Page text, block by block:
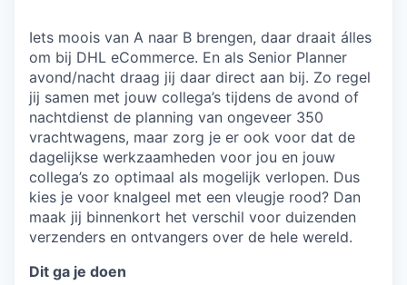
Iets moois van A naar B brengen, daar draait álles
om bij DHL eCommerce. En als Senior Planner
avond/nacht draag jij daar direct aan bij. Zo regel
jij samen met jouw collega’s tijdens de avond of
nachtdienst de planning van ongeveer 350
vrachtwagens, maar zorg je er ook voor dat de
dagelijkse werkzaamheden voor jou en jouw
collega’s zo optimaal als mogelijk verlopen. Dus
kies je voor knalgeel met een vleugje rood? Dan
maak jij binnenkort het verschil voor duizenden
verzenders en ontvangers over de hele wereld.
Dit ga je doen